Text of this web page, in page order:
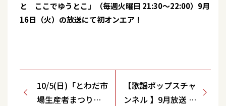
と ここでゆうとこ」（毎週火曜日 21:30～22:00）9月
16日（火）の放送にて初オンエア！
10/5(日)「とわだ市
場生産者まつり」
【歌謡ポップスチャ
ンネル 】9月放送 水